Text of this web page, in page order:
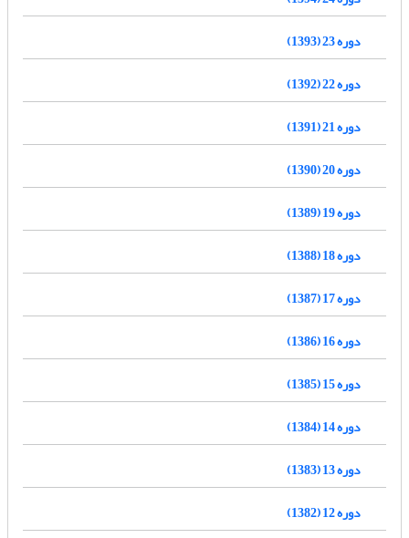
دوره 23 (1393)
دوره 22 (1392)
دوره 21 (1391)
دوره 20 (1390)
دوره 19 (1389)
دوره 18 (1388)
دوره 17 (1387)
دوره 16 (1386)
دوره 15 (1385)
دوره 14 (1384)
دوره 13 (1383)
دوره 12 (1382)